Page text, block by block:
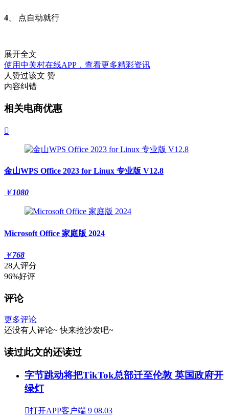
4 、 点自动就行
展开全文
使用中关村在线APP，查看更多精彩资讯
人赞过该文 赞
内容纠错
相关电商优惠

金山WPS Office 2023 for Linux 专业版 V12.8
￥1080
Microsoft Office 家庭版 2024
￥768
28人评分
96%好评
评论
更多评论
还没有人评论~ 快来抢沙发吧~
读过此文的还读过
字节跳动将把TikTok总部迁至伦敦 英国政府开
绿灯
打开APP客户端 9 08.03